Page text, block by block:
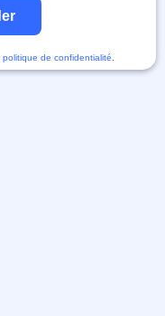
politique de confidentialité